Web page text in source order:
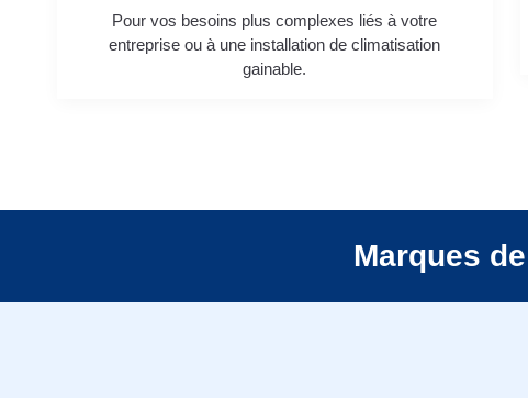
Pour vos besoins plus complexes liés à votre
entreprise ou à une installation de climatisation
gainable.
Marques